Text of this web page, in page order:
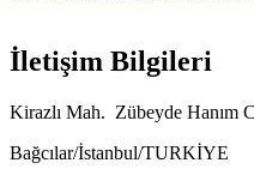
İletişim Bilgileri
Kirazlı Mah. Zübeyde Hanım
Bağcılar/İstanbul/TURKİYE